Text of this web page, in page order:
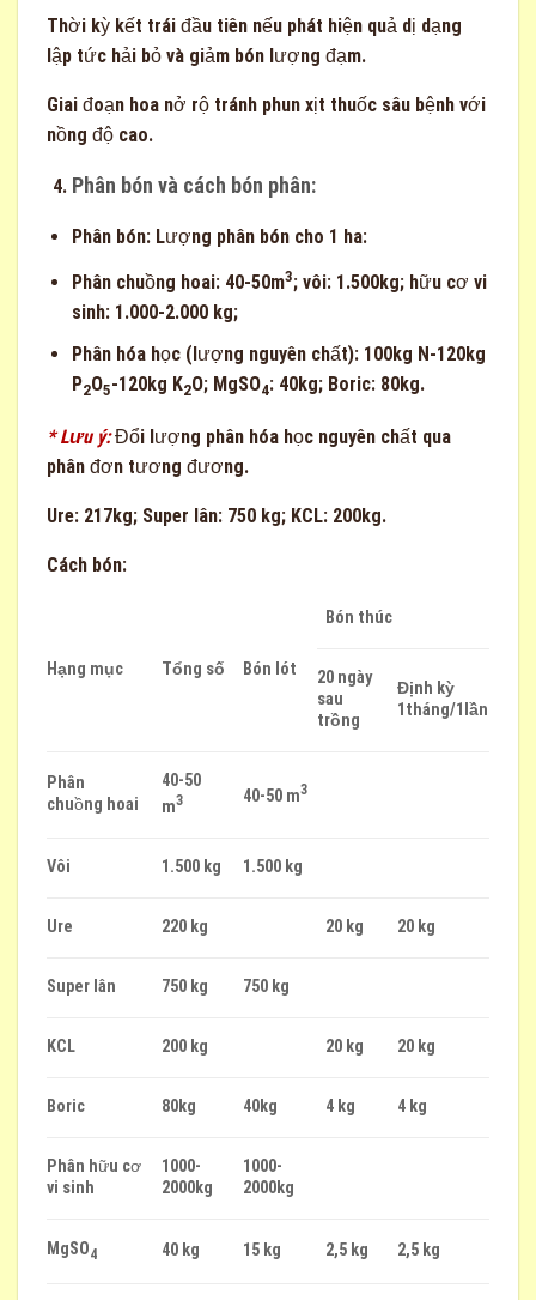
Thời kỳ kết trái đầu tiên nếu phát hiện quả dị dạng
lập tức hải bỏ và giảm bón lượng đạm.
Giai đoạn hoa nở rộ tránh phun xịt thuốc sâu bệnh với
nồng độ cao.
Phân bón và cách bón phân:
Phân bón: Lượng phân bón cho 1 ha:
Phân chuồng hoai: 40-50m3; vôi: 1.500kg; hữu cơ vi
sinh: 1.000-2.000 kg;
Phân hóa học (lượng nguyên chất): 100kg N-120kg
P2O5-120kg K2O; MgSO4: 40kg; Boric: 80kg.
* Lưu ý:Đổi lượng phân hóa học nguyên chất qua
phân đơn tương đương.
Ure: 217kg; Super lân: 750 kg; KCL: 200kg.
Cách bón:
Hạng mục Tổng số Bón lót
Bón thúc
20 ngày
sau
trồng
Định kỳ
1tháng/1lần
Phân
chuồng hoai
40-50
m3 40-50 m3
Vôi 1.500 kg 1.500 kg
Ure 220 kg 20 kg 20 kg
Super lân 750 kg 750 kg
KCL 200 kg 20 kg 20 kg
Boric 80kg 40kg 4 kg 4 kg
Phân hữu cơ
vi sinh
1000-
2000kg
1000-
2000kg
MgSO4 40 kg 15 kg 2,5 kg 2,5 kg